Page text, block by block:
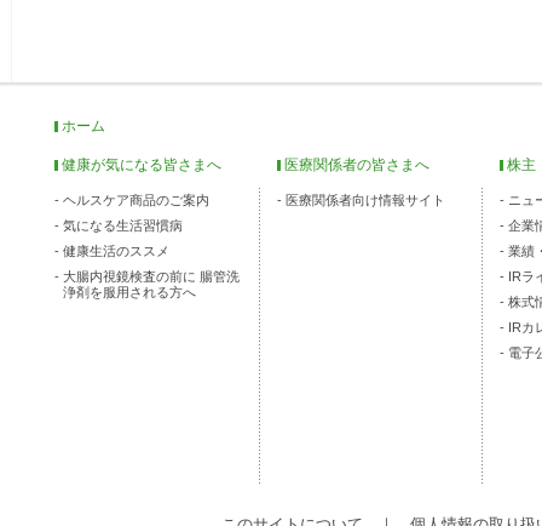
ホーム
健康が気になる皆さまへ
ヘルスケア商品のご案内
気になる生活習慣病
健康生活のススメ
大腸内視鏡検査の前に 腸管洗
浄剤を服用される方へ
医療関係者の皆さまへ
医療関係者向け情報サイト
株主
ニュ
企業
業績
IRラ
株式
IRカ
電子